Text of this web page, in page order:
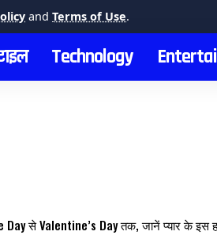
and Terms of Use.
Technology
Day से Valentine’s Day तक, जानें प्यार के इस